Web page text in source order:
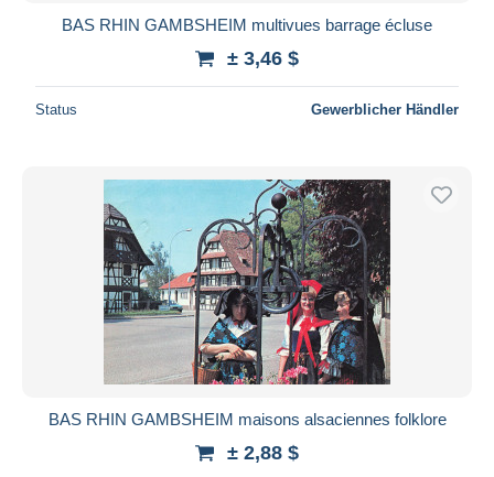
BAS RHIN GAMBSHEIM multivues barrage écluse
± 3,46 $
Status Gewerblicher Händler
BAS RHIN GAMBSHEIM maisons alsaciennes folklore
± 2,88 $